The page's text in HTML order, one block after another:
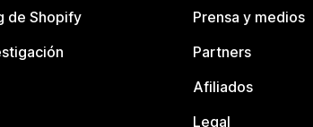
de Shopify
Prensa y medios
Partners
Afiliados
Legal